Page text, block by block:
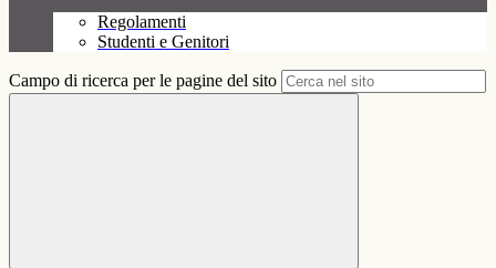
Regolamenti
Studenti e Genitori
Campo di ricerca per le pagine del sito